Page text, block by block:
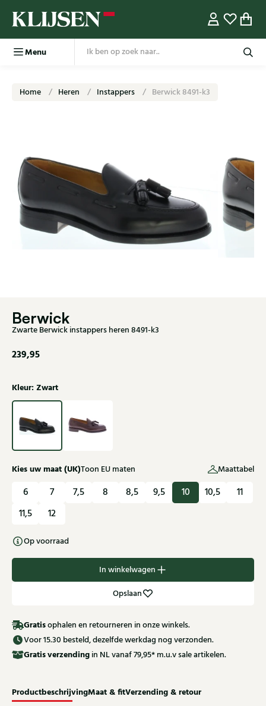
Menu
Home Heren Instappers Berwick 8491-k3
Berwick
Zwarte Berwick instappers heren 8491-k3
239,95
Kleur: Zwart
Kies uw maat (UK)Toon EU maten Maattabel
6 7 7,5 8 8,5 9,5 10 10,5
11
11,5
12
Op voorraad
In winkelwagen
Opslaan
Gratisophalen en retourneren in onze winkels.
Voor 15.30 besteld, dezelfde werkdag nog verzonden.
Gratisverzending in NL vanaf 79,95* m.u.v sale artikelen.
ProductbeschrijvingMaat & fitVerzending & retour